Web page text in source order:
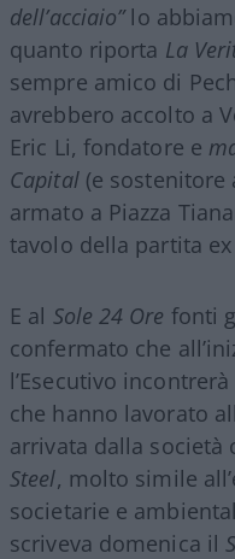
dell’acciaio”lo
quanto riporta La
sempre amico di
avrebbero accolto a
Eric Li, fondatore e
Capital(e sostenitore
armato a Piazza
tavolo della partita ex
E al Sole 24 Ore fonti
confermato che
l’Esecutivo
che hanno lavorato
arrivata dalla società
Steel, molto simile
societarie e
scriveva domenica il